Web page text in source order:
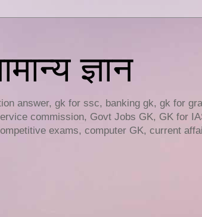
ज्ञान
answer, gk for ssc, banking gk, gk for
commission, Govt Jobs GK, GK for
exams, computer GK, current